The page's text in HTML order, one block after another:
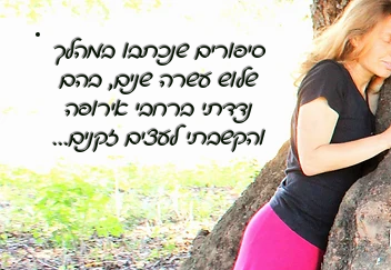
סיפורים שנכתבו במהלך
שלוש עשרה שנים, בהם
נדדתי ברחבי אירופה
והקשבתי לעצים זקנים...